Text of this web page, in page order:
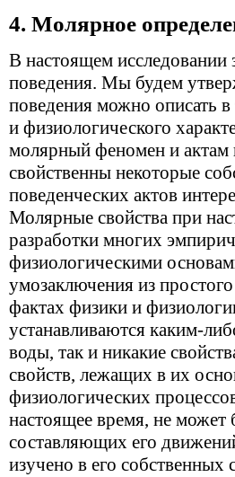
4. Молярное
В настоящем исследовании
поведения. Мы будем
поведения можно описать
и физиологического
молярный феномен и
свойственны некоторые
поведенческих актов
Молярные свойства при
разработки многих
физиологическими
умозаключения из
фактах физики и
устанавливаются каким-
воды, так и никакие
свойств, лежащих в их
физиологических
настоящее время, не может
составляющих его
изучено в его собственных